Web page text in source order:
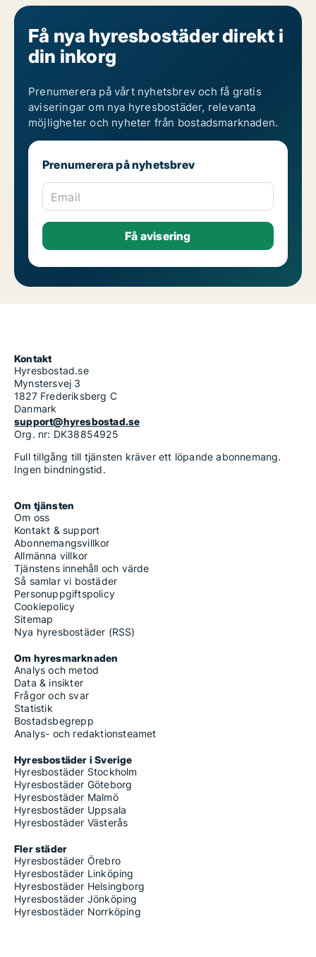
Få nya hyresbostäder direkt i
din inkorg
Prenumerera på vårt nyhetsbrev och få gratis
aviseringar om nya hyresbostäder, relevanta
möjligheter och nyheter från bostadsmarknaden.
Prenumerera på nyhetsbrev
Email
Kontakt
Hyresbostad.se
Mynstersvej 3
1827 Frederiksberg C
Danmark
support@hyresbostad.se
Org. nr: DK38854925
Full tillgång till tjänsten kräver ett löpande abonnemang.
Ingen bindningstid.
Om tjänsten
Om oss
Kontakt & support
Abonnemangsvillkor
Allmänna villkor
Tjänstens innehåll och värde
Så samlar vi bostäder
Personuppgiftspolicy
Cookiepolicy
Sitemap
Nya hyresbostäder (RSS)
Om hyresmarknaden
Analys och metod
Data & insikter
Frågor och svar
Statistik
Bostadsbegrepp
Analys- och redaktionsteamet
Hyresbostäder i Sverige
Hyresbostäder Stockholm
Hyresbostäder Göteborg
Hyresbostäder Malmö
Hyresbostäder Uppsala
Hyresbostäder Västerås
Fler städer
Hyresbostäder Örebro
Hyresbostäder Linköping
Hyresbostäder Helsingborg
Hyresbostäder Jönköping
Hyresbostäder Norrköping